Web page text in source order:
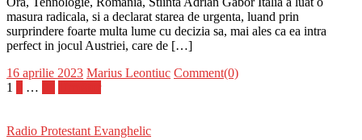
masura radicala, si a declarat starea de urgenta, luand prin
surprindere foarte multa lume cu decizia sa, mai ales ca ea intra
perfect in jocul Austriei, care de […]
Posted
on
16 aprilie 2023 Author
Marius Leontiuc Comment(0)
Paginație
1 …
Radio Protestant Evanghelic